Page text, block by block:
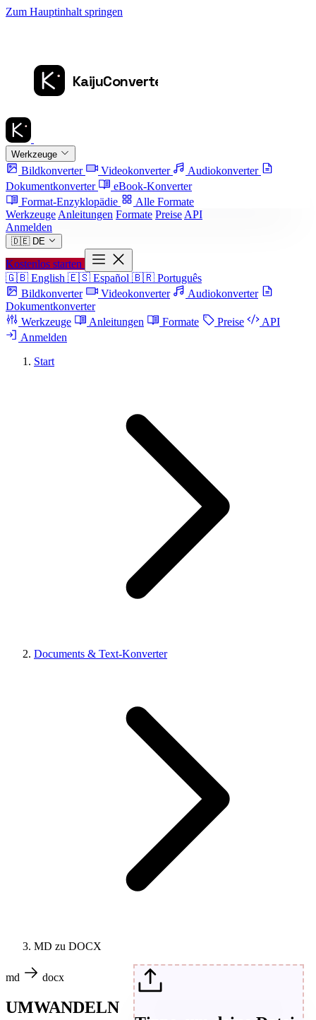
Zum Hauptinhalt springen
Werkzeuge
Bildkonverter Videokonverter
Audiokonverter
Dokumentkonverter
eBook-Konverter
Format-Enzyklopädie
Alle Formate
Werkzeuge Anleitungen Formate Preise API
Anmelden
🇩🇪 DE
Kostenlos starten
🇬🇧 English 🇪🇸 Español 🇧🇷 Português
Bildkonverter
Videokonverter
Audiokonverter
Dokumentkonverter
Werkzeuge
Anleitungen Formate Preise
API
Anmelden
Start
Documents & Text-Konverter
MD zu DOCX
md docx
UMWANDELN